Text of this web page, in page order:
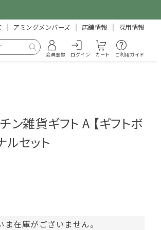
アミングメンバーズ 店舗情報 採用情報
会員登録 ログイン カート ご利用ガイド
ン雑貨ギフト A 【ギフトボ
ルセット
在庫がございません。